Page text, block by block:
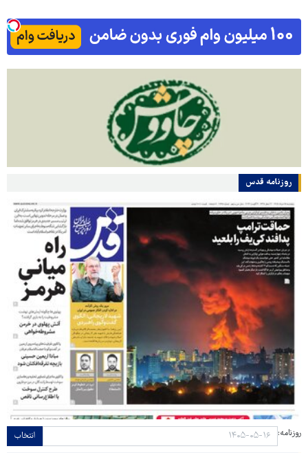
روزنامه قدس
روزنامه: انتخاب